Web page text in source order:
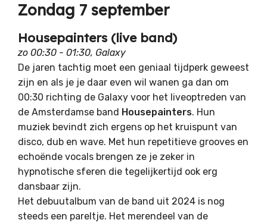
Zondag 7 september
Housepainters (live band)
zo 00:30 - 01:30, Galaxy
De jaren tachtig moet een geniaal tijdperk geweest
zijn en als je je daar even wil wanen ga dan om
00:30 richting de Galaxy voor het liveoptreden van
de Amsterdamse band Housepainters. Hun
muziek bevindt zich ergens op het kruispunt van
disco, dub en wave. Met hun repetitieve grooves en
echoënde vocals brengen ze je zeker in
hypnotische sferen die tegelijkertijd ook erg
dansbaar zijn.
Het debuutalbum van de band uit 2024 is nog
steeds een pareltje. Het merendeel van de